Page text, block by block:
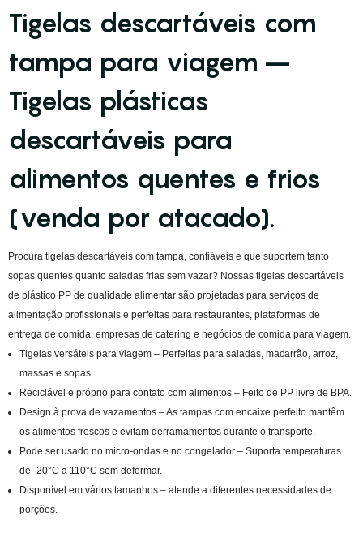
Tigelas descartáveis ​​com
tampa para viagem –
Tigelas plásticas
descartáveis ​​para
alimentos quentes e frios
(venda por atacado).
Procura tigelas descartáveis ​​com tampa, confiáveis ​​e que suportem tanto
sopas quentes quanto saladas frias sem vazar? Nossas tigelas descartáveis ​​
de plástico PP de qualidade alimentar são projetadas para serviços de
alimentação profissionais e perfeitas para restaurantes, plataformas de
entrega de comida, empresas de catering e negócios de comida para viagem.
Tigelas versáteis para viagem – Perfeitas para saladas, macarrão, arroz,
massas e sopas.
Reciclável e próprio para contato com alimentos – Feito de PP livre de BPA.
Design à prova de vazamentos – As tampas com encaixe perfeito mantêm
os alimentos frescos e evitam derramamentos durante o transporte.
Pode ser usado no micro-ondas e no congelador – Suporta temperaturas
de -20°C a 110°C sem deformar.
Disponível em vários tamanhos – atende a diferentes necessidades de
porções.